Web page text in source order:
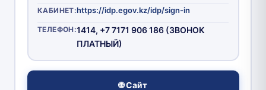
КАБИНЕТ:https://idp.egov.kz/idp/sign-in
ТЕЛЕФОН:1414, +7 7171 906 186 (ЗВОНОК
ПЛАТНЫЙ)
🌐 Сайт